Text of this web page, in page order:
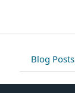
Blog Posts